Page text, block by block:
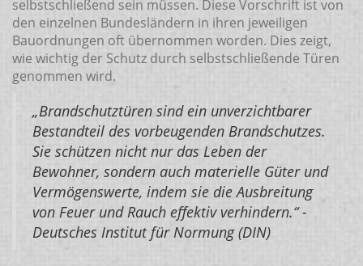
selbstschließend sein müssen. Diese Vorschrift ist von
den einzelnen Bundesländern in ihren jeweiligen
Bauordnungen oft übernommen worden. Dies zeigt,
wie wichtig der Schutz durch selbstschließende Türen
genommen wird.
„Brandschutztüren sind ein unverzichtbarer
Bestandteil des vorbeugenden Brandschutzes.
Sie schützen nicht nur das Leben der
Bewohner, sondern auch materielle Güter und
Vermögenswerte, indem sie die Ausbreitung
von Feuer und Rauch effektiv verhindern.“ -
Deutsches Institut für Normung (DIN)